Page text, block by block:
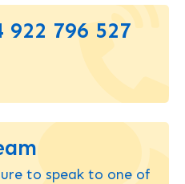
922 796 527
to speak to one of